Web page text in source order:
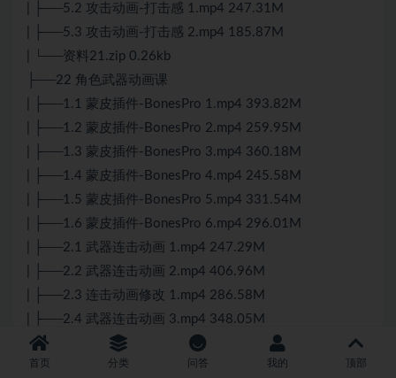
| ├──5.2 攻击动画-打击感 1.mp4 247.31M
| ├──5.3 攻击动画-打击感 2.mp4 185.87M
| └──资料21.zip 0.26kb
├──22 角色武器动画课
| ├──1.1 蒙皮插件-BonesPro 1.mp4 393.82M
| ├──1.2 蒙皮插件-BonesPro 2.mp4 259.95M
| ├──1.3 蒙皮插件-BonesPro 3.mp4 360.18M
| ├──1.4 蒙皮插件-BonesPro 4.mp4 245.58M
| ├──1.5 蒙皮插件-BonesPro 5.mp4 331.54M
| ├──1.6 蒙皮插件-BonesPro 6.mp4 296.01M
| ├──2.1 武器连击动画 1.mp4 247.29M
| ├──2.2 武器连击动画 2.mp4 406.96M
| ├──2.3 连击动画修改 1.mp4 286.58M
| ├──2.4 武器连击动画 3.mp4 348.05M
| ├──2.5 武器连击动画 4.mp4 209.32M
| ├──2.6 武器连击动画 5.mp4 319.64M
首页 分类 问答 我的 顶部